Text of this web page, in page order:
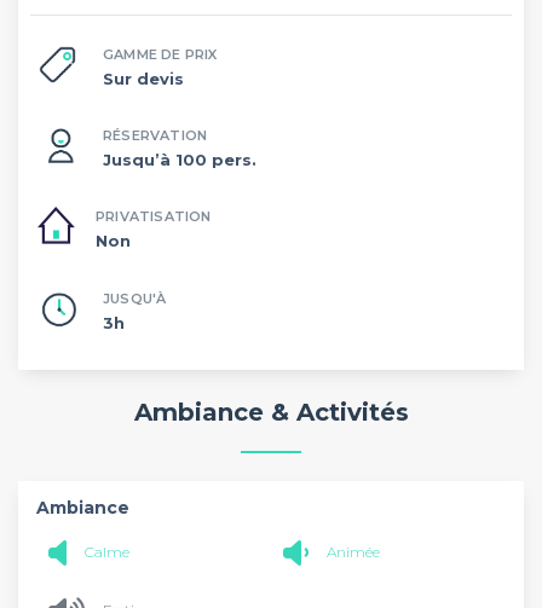
GAMME DE PRIX
Sur devis
RÉSERVATION
Jusqu’à 100 pers.
PRIVATISATION
Non
JUSQU'À
3h
Ambiance & Activités
Ambiance
Calme Animée